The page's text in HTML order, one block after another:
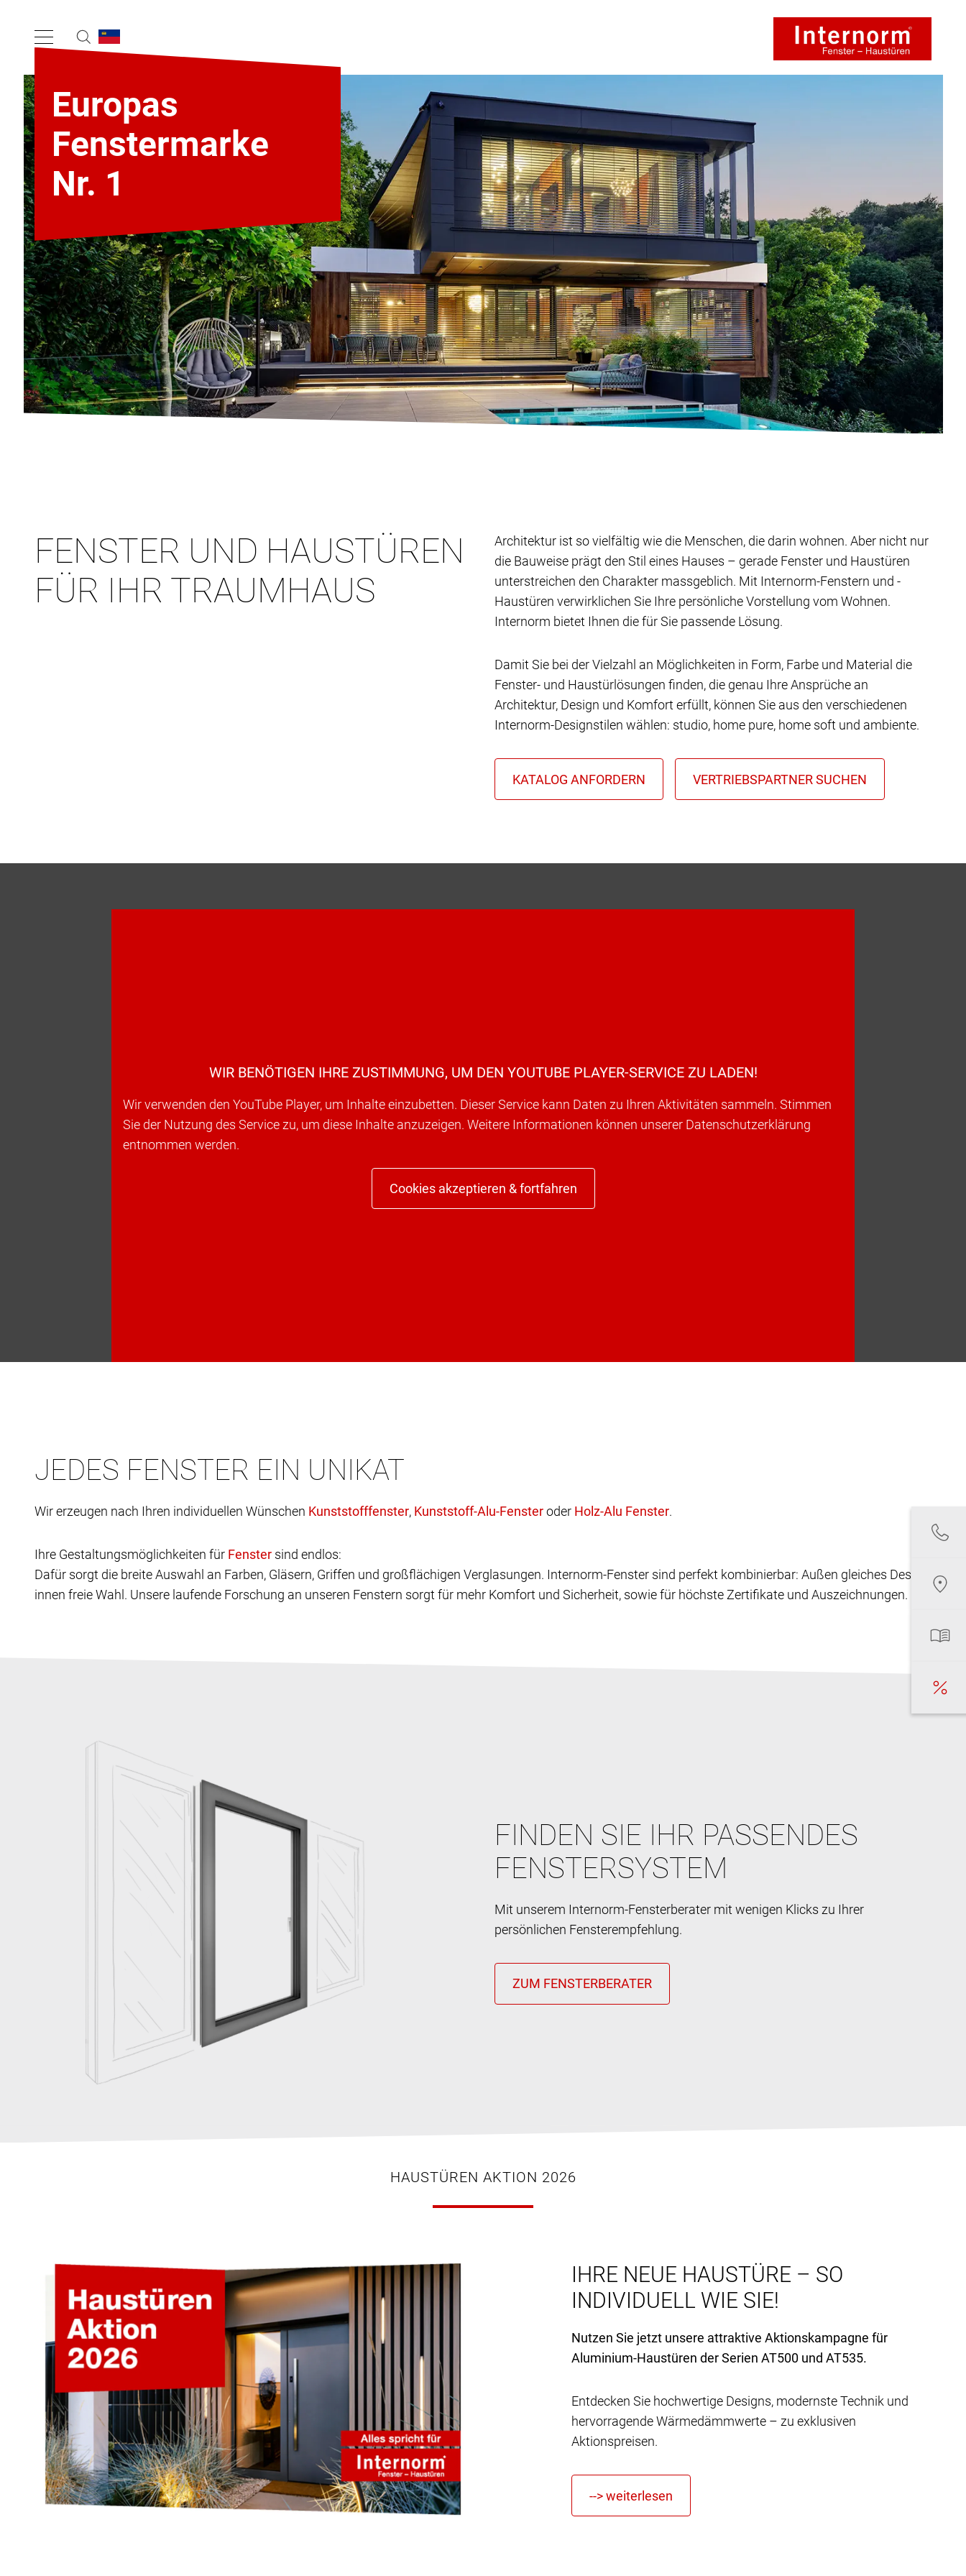
Europas
Fenstermarke
Nr. 1
FENSTER UND HAUSTÜREN
FÜR IHR TRAUMHAUS
Architektur ist so vielfältig wie die Menschen, die darin wohnen. Aber nicht nur
die Bauweise prägt den Stil eines Hauses – gerade Fenster und Haustüren
unterstreichen den Charakter massgeblich. Mit Internorm-Fenstern und -
Haustüren verwirklichen Sie Ihre persönliche Vorstellung vom Wohnen.
Internorm bietet Ihnen die für Sie passende Lösung.
Damit Sie bei der Vielzahl an Möglichkeiten in Form, Farbe und Material die
Fenster- und Haustürlösungen finden, die genau Ihre Ansprüche an
Architektur, Design und Komfort erfüllt, können Sie aus den verschiedenen
Internorm-Designstilen wählen: studio, home pure, home soft und ambiente.
WIR BENÖTIGEN IHRE ZUSTIMMUNG, UM DEN YOUTUBE PLAYER-SERVICE ZU LADEN!
Wir verwenden den YouTube Player, um Inhalte einzubetten. Dieser Service kann Daten zu Ihren Aktivitäten sammeln. Stimmen
Sie der Nutzung des Service zu, um diese Inhalte anzuzeigen. Weitere Informationen können unserer Datenschutzerklärung
entnommen werden.
Cookies akzeptieren & fortfahren
JEDES FENSTER EIN UNIKAT
Wir erzeugen nach Ihren individuellen Wünschen , oder .
Ihre Gestaltungsmöglichkeiten für
sind endlos:
Dafür sorgt die breite Auswahl an Farben, Gläsern, Griffen und großflächigen Verglasungen. Internorm-Fenster sind perfekt kombinierbar: Außen gleiches Design,
innen freie Wahl. Unsere laufende Forschung an unseren Fenstern sorgt für mehr Komfort und Sicherheit, sowie für höchste Zertifikate und Auszeichnungen.
FINDEN SIE IHR PASSENDES
FENSTERSYSTEM
Mit unserem Internorm-Fensterberater mit wenigen Klicks zu Ihrer
persönlichen Fensterempfehlung.
HAUSTÜREN AKTION 2026
IHRE NEUE HAUSTÜRE – SO
INDIVIDUELL WIE SIE!
Nutzen Sie jetzt unsere attraktive Aktionskampagne für
Aluminium-Haustüren der Serien AT500 und AT535.
Entdecken Sie hochwertige Designs, modernste Technik und
hervorragende Wärmedämmwerte – zu exklusiven
Aktionspreisen.